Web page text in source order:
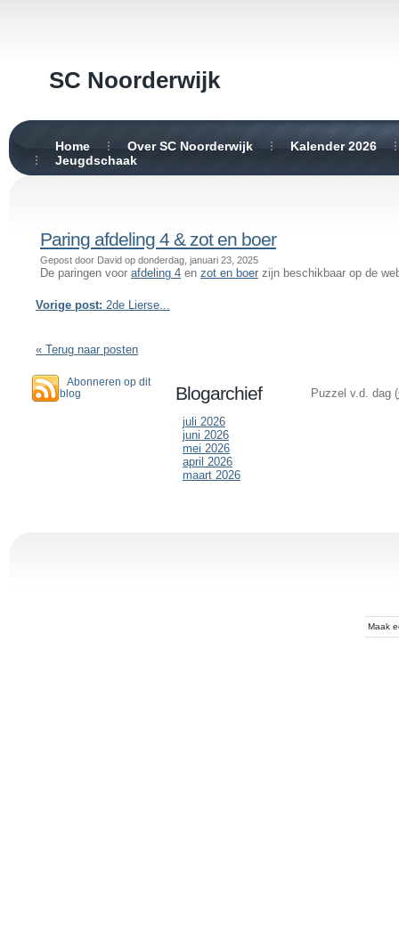
SC Noorderwijk
Home Over SC Noorderwijk
Kalender 2026
Jeugdschaak
Paring afdeling 4 & zot en boer
Gepost door David op donderdag, januari 23, 2025
De paringen voor afdeling 4 en zot en boer zijn beschikbaar op de
Vorige post: 2de Lierse...
« Terug naar posten
Abonneren op dit
blog
Blogarchief
juli 2026
juni 2026
mei 2026
april 2026
maart 2026
Puzzel v.d. dag (
Maak